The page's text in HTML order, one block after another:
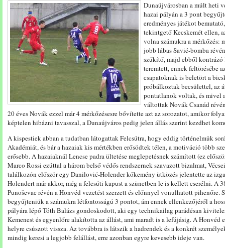
Dunaújvárosban a múlt heti
hazai pályán a 3 pont
eredményes játékot
tekintgető Kecskemét ellen,
volna számukra a mérkőzés:
jobb lábas Savić-bomba
szűkítő, majd ebből kontrázó
teremtett, ennek feltörésébe
csapatoknak is beletört a
próbálkoztak becsülettel, az
pontatlanok voltak, és mivel
váltottak Novák Csanád
20 éves Novák ezzel már 4 mérkőzésesre bővítette azt az sorozatot, amikor
képtelen hibázni tavasszal, a Dunaújváros pedig jelen állás szerint kezdhet
A kispestiek abban a tudatban látogattak Felcsútra, hogy eddig történelmük
Akadémiát, és bár a hazaiak kis mértékben erősödtek télen, a motiváció több
erősebb. A hazaiaknál Lencse padra ültetése meglepetésnek számított (ez
Marco Rossi ezúttal a három belső védős rendszernek szavazott bizalmat,
találkozón először egy Danilović-Holender kőkemény ütközés jelentette az
Holendert már akkor, még a felcsúti kapust a szünetben le is kellett cserélni. A
Punoševac révén a Honvéd vezetést szerzett és előnnyel vonulhatott
begyűjteniük a számukra létfontosságú 3 pontot, ám ennek ellenkezőjéről a
pályára lépő Tóth Balázs gondoskodott, aki egy technikailag parádésan
Kemenest és egyenlőre alakította az állást, ami maradt is a lefújásig. A Honvéd
helyre csúszott vissza. Az továbbra is látszik a hadrendek és a konkrét
mindig keresi a legjobb felállást, erre azonban egyre kevesebb ideje van.